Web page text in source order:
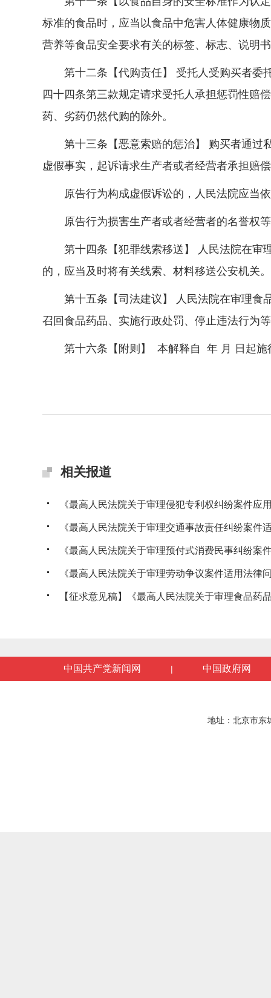
标准的食品时，应当以食品中危害人体健康物
营养等食品安全要求有关的标签、标志、说明
第十二条【代购责任】 受托人受购买者委托
四十四条第三款规定请求受托人承担惩罚性赔
药、劣药仍然代购的除外。
第十三条【恶意索赔的惩治】 购买者通过私
虚假事实，起诉请求生产者或者经营者承担赔
原告行为构成虚假诉讼的，人民法院应当依
原告行为损害生产者或者经营者的名誉权等
第十四条【犯罪线索移送】 人民法院在审理
的，应当及时将有关线索、材料移送公安机关。
第十五条【司法建议】 人民法院在审理食品
召回食品药品、实施行政处罚、停止违法行为
第十六条【附则】 本解释自 年 月 日起施
相关报道
《最高人民法院关于审理侵犯专利权纠纷案件应
《最高人民法院关于审理交通事故责任纠纷案件
《最高人民法院关于审理预付式消费民事纠纷案
《最高人民法院关于审理劳动争议案件适用法律
【征求意见稿】《最高人民法院关于审理食品药
中国共产党新闻网 | 中国政府网
地址：北京市东